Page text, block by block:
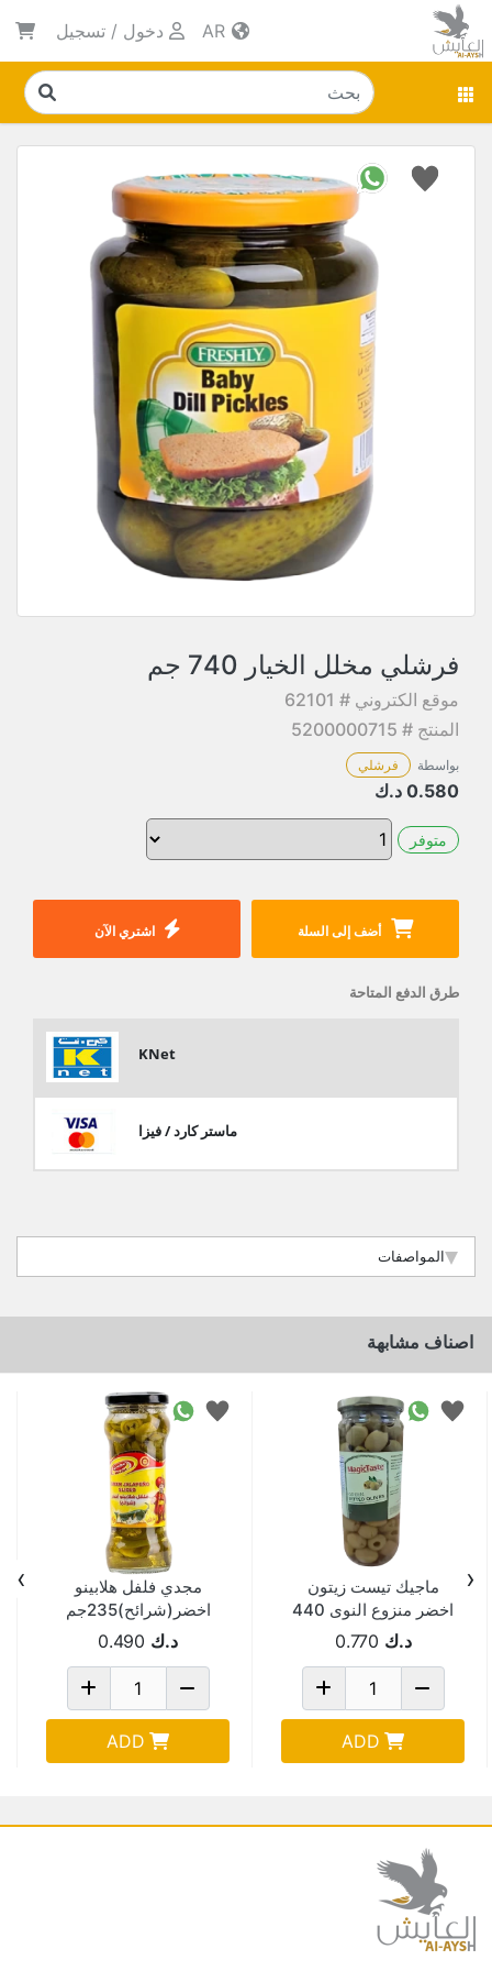
دخول / تسجيل
فرشلي مخلل الخيار 740 جم
موقع الكتروني # 62101
المنتج # 5200000715
بواسطة فرشلي
0.580 د.ك
متوفر
أضف إلى السلة اشتري الآن
طرق الدفع المتاحة
KNet
ماستر كارد / فيزا
المواصفات
اصناف مشابهة
ماجيك تيست زيتون
اخضر منزوع النوى 440
جم د.ك 0.770
ADD
مجدي فلفل هلابينو
اخضر(شرائح)235جم
د.ك 0.490
ADD
‹
›